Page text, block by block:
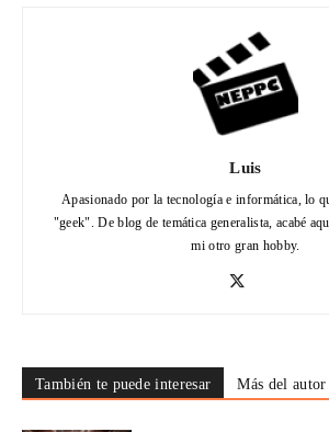
Luis
Apasionado por la tecnología e informática, lo
"geek". De blog de temática generalista, acabé
mi otro gran hobby.
También te puede interesar Más del autor